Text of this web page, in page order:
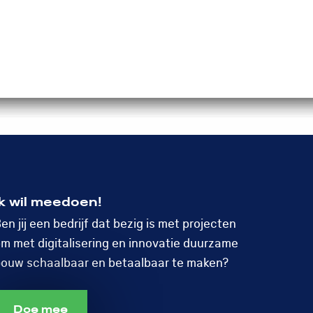
wil meedoen!
jij een bedrijf dat bezig is met projecten
met digitalisering en innovatie duurzame
schaalbaar en betaalbaar te maken?
Doe mee